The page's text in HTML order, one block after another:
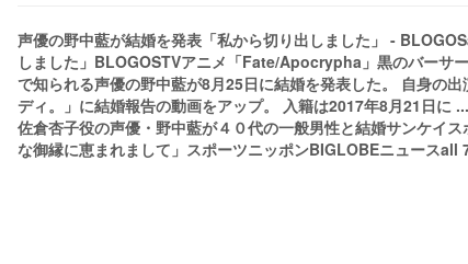
声優の野中藍が結婚を発表「私から切り出しました」 -
しました」BLOGOSTVアニメ「Fate/Apocrypha」黒のバーサ
で知られる声優の野中藍が8月25日に結婚を発表した。 自身の
ディ。」に結婚報告の動画をアップ。 入籍は2017年8月21日に
佐倉杏子役の声優・野中藍が４０代の一般男性と結婚サンケイ
な御縁に恵まれまして」スポーツニッポンBIGLOBEニュース